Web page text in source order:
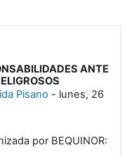
ANTE
Pisano - lunes, 26
por BEQUINOR: